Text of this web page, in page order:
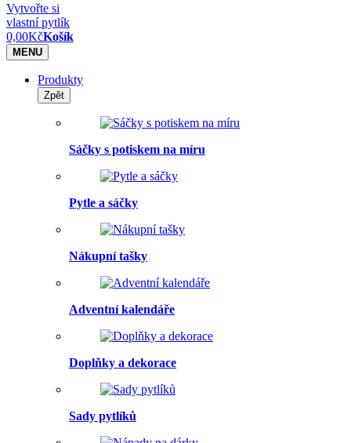
Vytvořte si
vlastní pytlík
0,00KčKošík
MENU
Produkty
Zpět
Sáčky s potiskem na míru
Pytle a sáčky
Nákupní tašky
Adventní kalendáře
Doplňky a dekorace
Sady pytlíků